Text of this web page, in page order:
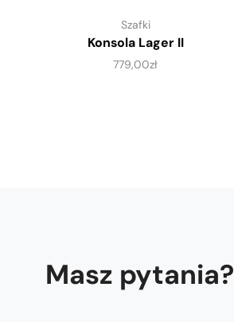
Szafki
Konsola Lager II
779,00zł
Masz pytania?